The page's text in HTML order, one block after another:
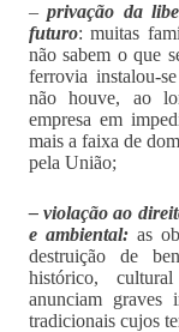
–privação da
futuro: muitas
não sabem o que
ferrovia instalou-
não houve, ao
empresa em
mais a faixa de
pela União;
– violação ao
e ambiental:as
destruição de
histórico,
anunciam graves
tradicionais cujos